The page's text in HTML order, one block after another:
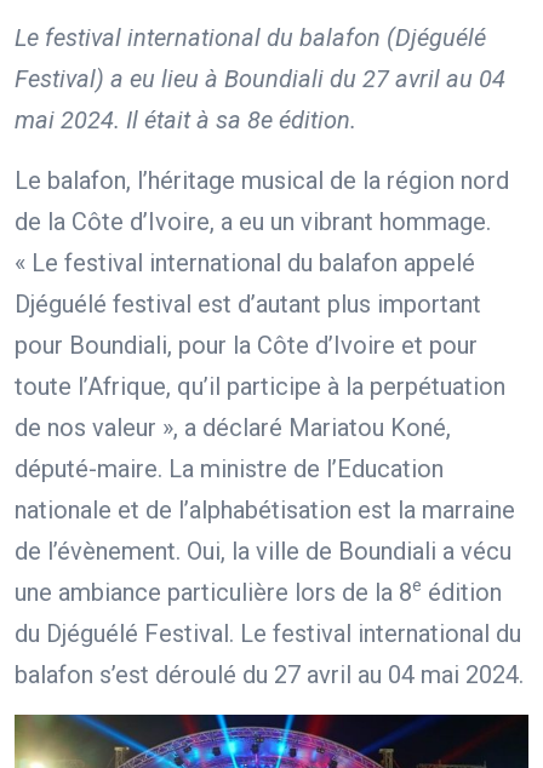
Le festival international du balafon (Djéguélé
Festival) a eu lieu à Boundiali du 27 avril au 04
mai 2024. Il était à sa 8e édition.
Le balafon, l’héritage musical de la région nord
de la Côte d’Ivoire, a eu un vibrant hommage.
« Le festival international du balafon appelé
Djéguélé festival est d’autant plus important
pour Boundiali, pour la Côte d’Ivoire et pour
toute l’Afrique, qu’il participe à la perpétuation
de nos valeur », a déclaré Mariatou Koné,
député-maire. La ministre de l’Education
nationale et de l’alphabétisation est la marraine
de l’évènement. Oui, la ville de Boundiali a vécu
une ambiance particulière lors de la 8e édition
du Djéguélé Festival. Le festival international du
balafon s’est déroulé du 27 avril au 04 mai 2024.